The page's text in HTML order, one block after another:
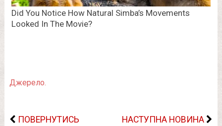
Джерело.
ПОВЕРНУТИСЬ
НАСТУПНА НОВИНА